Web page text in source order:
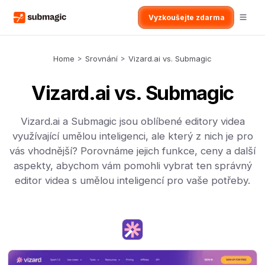
Vyzkoušejte zdarma
Home > Srovnání > Vizard.ai vs. Submagic
Vizard.ai vs. Submagic
Vizard.ai a Submagic jsou oblíbené editory videa
využívající umělou inteligenci, ale který z nich je pro
vás vhodnější? Porovnáme jejich funkce, ceny a další
aspekty, abychom vám pomohli vybrat ten správný
editor videa s umělou inteligencí pro vaše potřeby.